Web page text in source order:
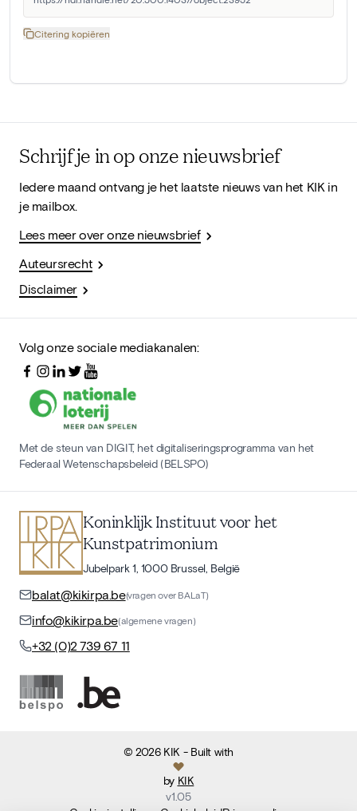
Citering kopiëren
Schrijf je in op onze nieuwsbrief
Iedere maand ontvang je het laatste nieuws van het KIK in
je mailbox.
Lees meer over onze nieuwsbrief
Auteursrecht
Disclaimer
Volg onze sociale mediakanalen:
Met de steun van DIGIT, het digitaliseringsprogramma van het
Federaal Wetenschapsbeleid (BELSPO)
Koninklijk Instituut voor het
Kunstpatrimonium
Jubelpark 1, 1000 Brussel, België
balat@kikirpa.be(vragen over BALaT)
info@kikirpa.be(algemene vragen)
+32 (0)2 739 67 11
©2026 KIK - Built with
by KIK
v1.05